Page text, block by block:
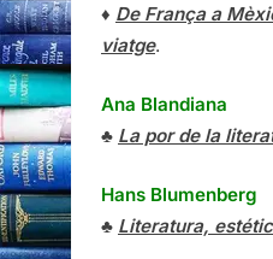
♦ De França a
viatge.
Ana Blandiana
♣ La por de la
Hans Blumenberg
♣ Literatura,